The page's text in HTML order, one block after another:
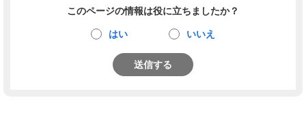
このページの情報は役に立ちましたか？
はい いいえ
送信する